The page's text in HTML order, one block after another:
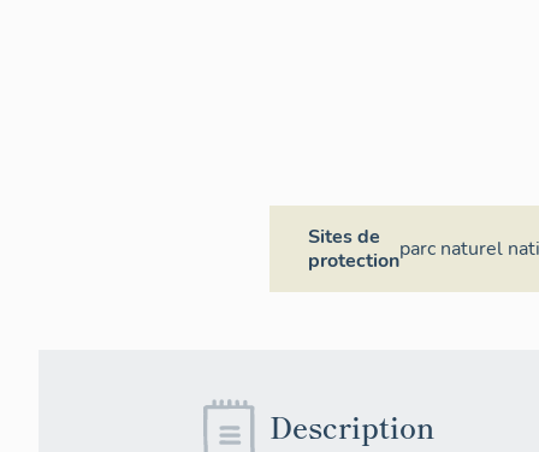
Sites de
protectionparc naturel
Description